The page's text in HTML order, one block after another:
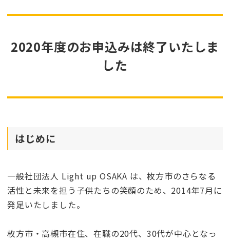
2020年度のお申込みは終了いたしま
した
はじめに
一般社団法人 Light up OSAKA は、枚方市のさらなる
活性と未来を担う子供たちの笑顔のため、2014年7月に
発足いたしました。
枚方市・高槻市在住、在職の20代、30代が中心となっ